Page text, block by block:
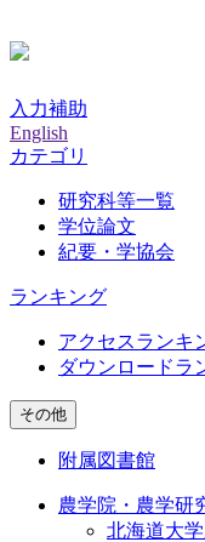
入力補助
English
カテゴリ
研究科等一覧
学位論文
紀要・学協会
ランキング
アクセスランキ
ダウンロードラ
その他
附属図書館
農学院・農学研
北海道大